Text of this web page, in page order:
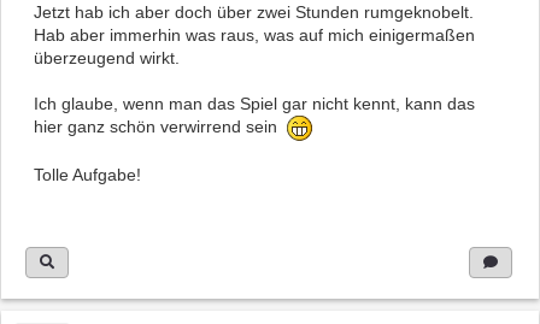
Jetzt hab ich aber doch über zwei Stunden rumgeknobelt.
Hab aber immerhin was raus, was auf mich einigermaßen
überzeugend wirkt.
Ich glaube, wenn man das Spiel gar nicht kennt, kann das
hier ganz schön verwirrend sein
Tolle Aufgabe!